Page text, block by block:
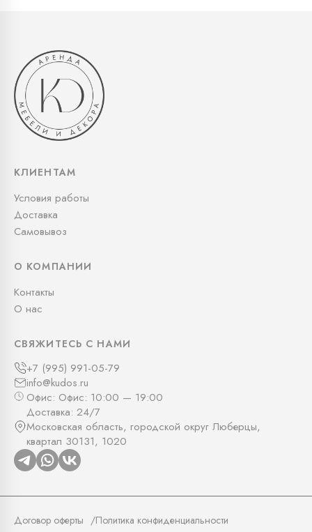
КЛИЕНТАМ
Условия работы
Доставка
Самовывоз
О КОМПАНИИ
Контакты
О нас
СВЯЖИТЕСЬ С НАМИ
+7 (995) 991-05-79
info@kudos.ru
Офис: Офис: 10:00 — 19:00
Доставка: 24/7
Московская область, городской округ Люберцы,
квартал 30131, 1020
Договор оферты Политика конфиденциальности